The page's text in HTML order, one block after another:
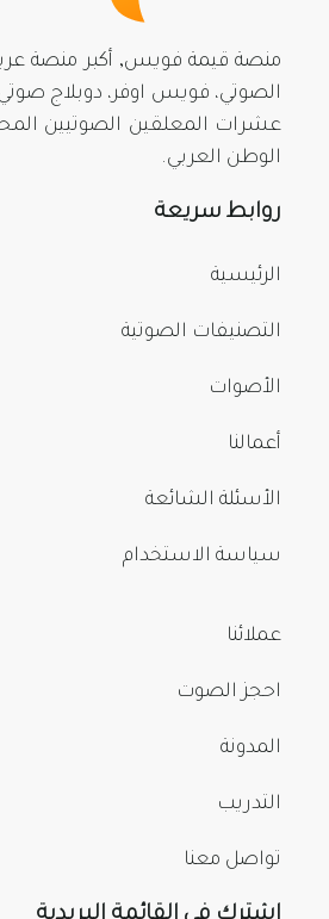
منصة قيمة فويس, أكبر منصة
الصوتي، فويس اوفر، دوبلاج
عشرات المعلقين الصوتيين
الوطن العربي.
روابط سريعة
الرئيسية
التصنيفات الصوتية
الأصوات
أعمالنا
الأسئلة الشائعة
سياسة الاستخدام
عملائنا
احجز الصوت
المدونة
التدريب
تواصل معنا